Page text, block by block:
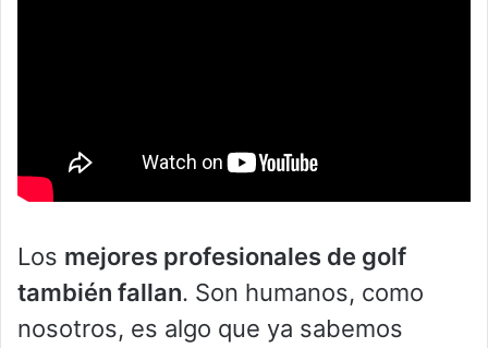
Los mejores profesionales de golf
también fallan. Son humanos, como
nosotros, es algo que ya sabemos